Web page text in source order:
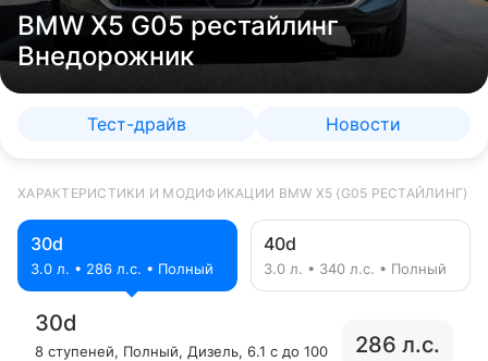
BMW X5 G05 рестайлинг
Внедорожник
Тест-драйв Новости
ХАРАКТЕРИСТИКИ И МОДИФИКАЦИИ BMW X5 (G05 РЕСТАЙЛИНГ)
30d
3.0 л. • 286 л.с. • Полный
40d
3.0 л. • 340 л.с. • Полный
30d
8 ступеней, Полный, Дизель, 6.1 с до 100
286 л.с.